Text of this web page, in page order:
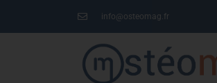
info@osteomag.fr